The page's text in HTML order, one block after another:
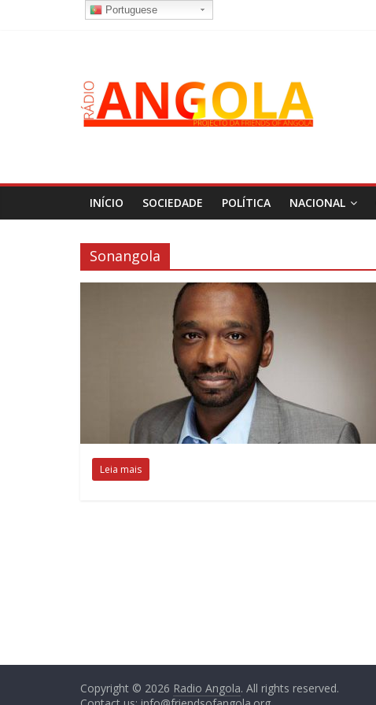
INÍCIO SOCIEDADE POLÍTICA NACIONAL
Sonangola
Leia mais
Copyright © 2026 Radio Angola. All rights reserved.
Portuguese